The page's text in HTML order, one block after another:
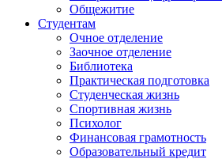
Общежитие
Студентам
Очное отделение
Заочное отделение
Библиотека
Практическая подготовка
Студенческая жизнь
Спортивная жизнь
Психолог
Финансовая грамотность
Образовательный кредит